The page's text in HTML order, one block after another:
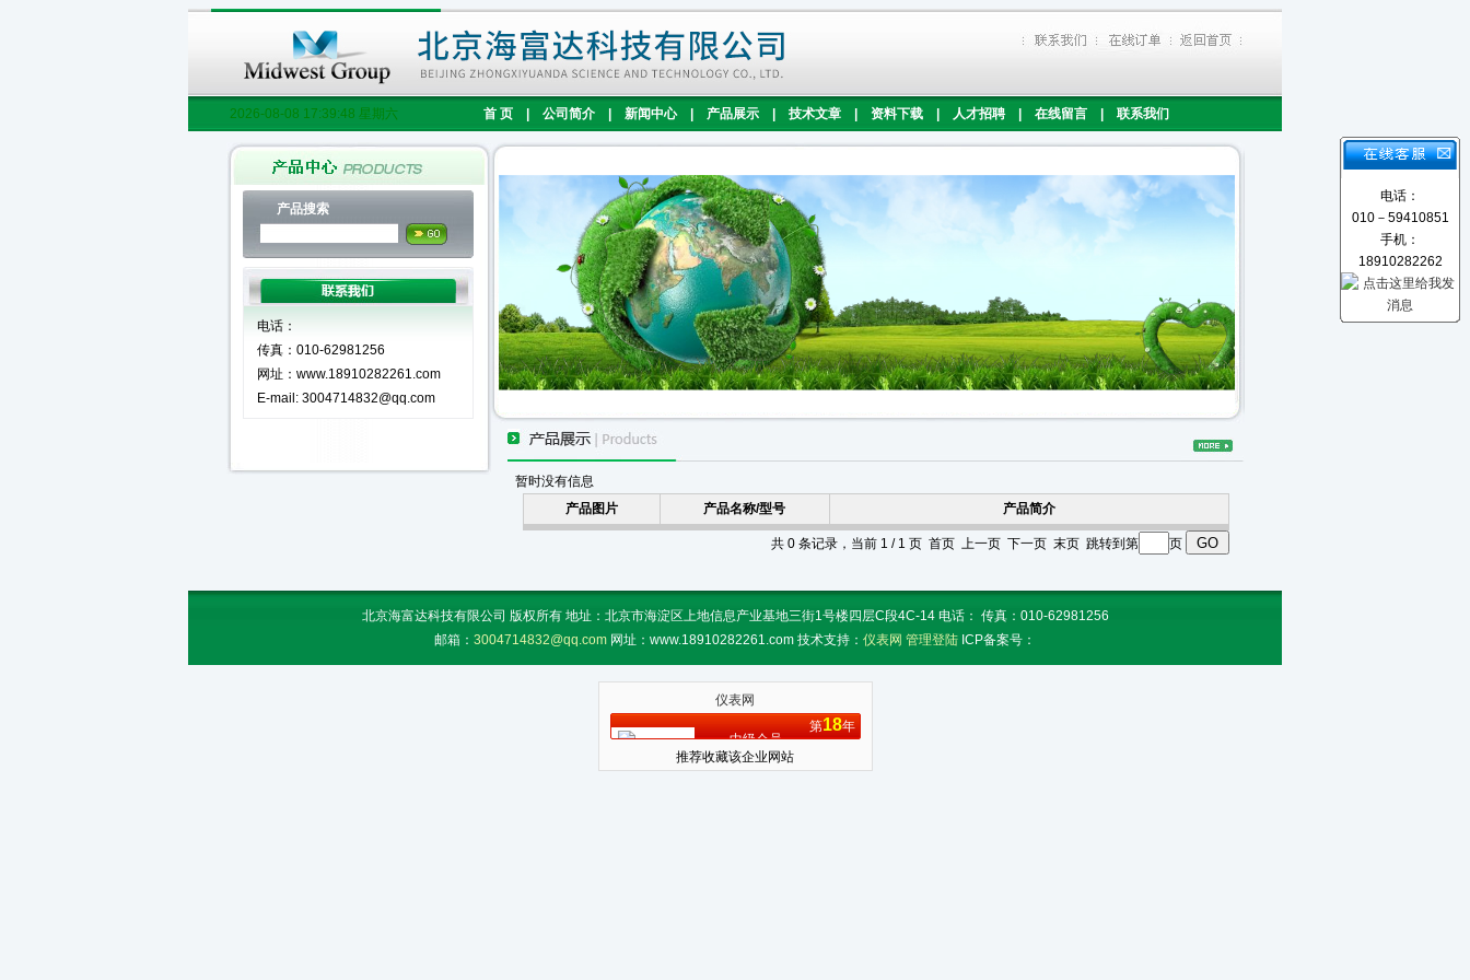
2026-08-08 17:39:49 星期六 首 页 公司简介 新闻中心 产品展示 技术文章 资料下载 人才招聘 在线留言 联系我们
产品搜索
电话：
传真：010-62981256
网址：www.18910282261.com
E-mail: 3004714832@qq.com
暂时没有信息
产品图片
产品名称/型号 产品简介
共 0 条记录，当前 1 / 1 页 首页 上一页 下一页 末页 跳转到第 页
北京海富达科技有限公司 版权所有 地址：北京市海淀区上地信息产业基地三街1号楼四层C段4C-14 电话： 传真：010-62981256
邮箱： 3004714832@qq.com 网址：www.18910282261.com 技术支持： 仪表网 管理登陆 ICP备案号：
电话：
010－59410851
手机：
18910282262
仪表网
中级会员
第18年
推荐收藏该企业网站